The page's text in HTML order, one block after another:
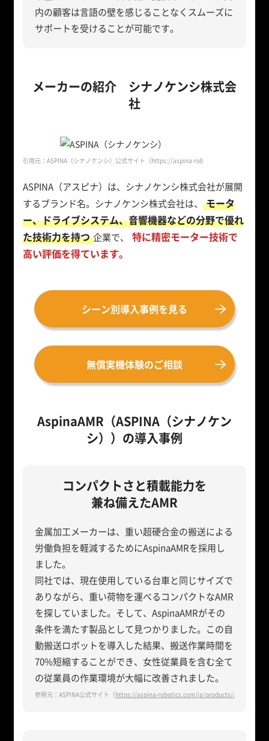
内の顧客は言語の壁を感じることなくスムーズに
サポートを受けることが可能です。
メーカーの紹介 シナノケンシ株式会
社
引用元：ASPINA（シナノケンシ）公式サイト （https://aspina-robotics.com/）
ASPINA（アスピナ）は、シナノケンシ株式会社が展開
するブランド名。シナノケンシ株式会社は、 モータ
ー、ドライブシステム、音響機器などの分野で優れ
た技術力を持つ 企業で、
特に精密モーター技術で
高い評価を得ています。
シーン別導入事例を見る
無償実機体験のご相談
AspinaAMR（ASPINA（シナノケン
シ））の導入事例
コンパクトさと積載能力を
兼ね備えたAMR
金属加工メーカーは、重い超硬合金の搬送による
労働負担を軽減するためにAspinaAMRを採用し
ました。
同社では、現在使用している台車と同じサイズで
ありながら、重い荷物を運べるコンパクトなAMR
を探していました。そして、AspinaAMRがその
条件を満たす製品として見つかりました。この自
動搬送ロボットを導入した結果、搬送作業時間を
70%短縮することができ、女性従業員を含む全て
の従業員の作業環境が大幅に改善されました。
参照元：ASPINA公式サイト（https://aspina-robotics.com/ja/products/amr/